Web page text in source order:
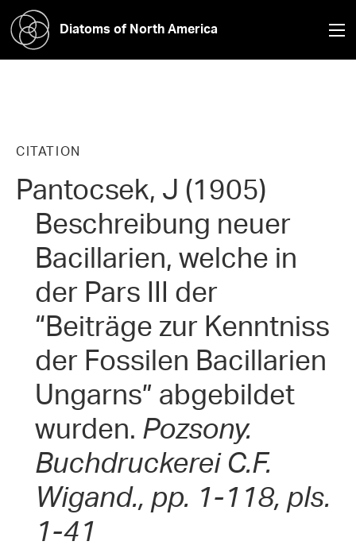
Diatoms of North America
CITATION
Pantocsek, J (1905)
Beschreibung neuer
Bacillarien, welche in
der Pars III der
“Beiträge zur Kenntniss
der Fossilen Bacillarien
Ungarns” abgebildet
wurden. Pozsony.
Buchdruckerei C.F.
Wigand., pp. 1-118, pls.
1-41